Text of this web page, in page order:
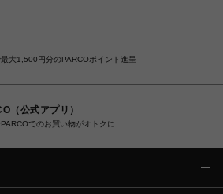
大1,500円分のPARCOポイント進呈
（公式アプリ）
でのお買い物がオトクに